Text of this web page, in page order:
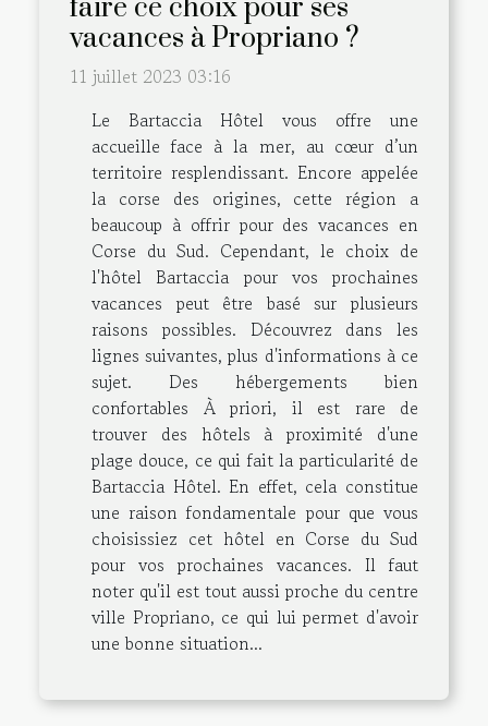
faire ce choix pour ses
vacances à Propriano ?
11 juillet 2023 03:16
Le Bartaccia Hôtel vous offre une
accueille face à la mer, au cœur d’un
territoire resplendissant. Encore appelée
la corse des origines, cette région a
beaucoup à offrir pour des vacances en
Corse du Sud. Cependant, le choix de
l'hôtel Bartaccia pour vos prochaines
vacances peut être basé sur plusieurs
raisons possibles. Découvrez dans les
lignes suivantes, plus d'informations à ce
sujet. Des hébergements bien
confortables À priori, il est rare de
trouver des hôtels à proximité d'une
plage douce, ce qui fait la particularité de
Bartaccia Hôtel. En effet, cela constitue
une raison fondamentale pour que vous
choisissiez cet hôtel en Corse du Sud
pour vos prochaines vacances. Il faut
noter qu'il est tout aussi proche du centre
ville Propriano, ce qui lui permet d'avoir
une bonne situation...